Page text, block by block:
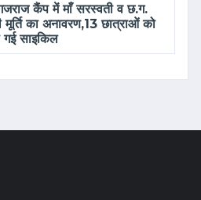
कैंप में माँ सरस्वती व छ.ग.
मूर्ति का अनावरण,13 छात्राओं को
गई साइकिल